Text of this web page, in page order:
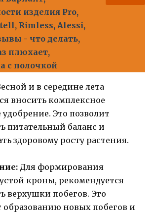
изделия Pro,
Rimless, Alessi,
- что делать,
плюхает,
с полочкой
и в середине лета
вносить комплексное
Это позволит
питательный баланс и
здоровому росту растения.
Для формирования
кроны, рекомендуется
верхушки побегов. Это
образованию новых побегов и